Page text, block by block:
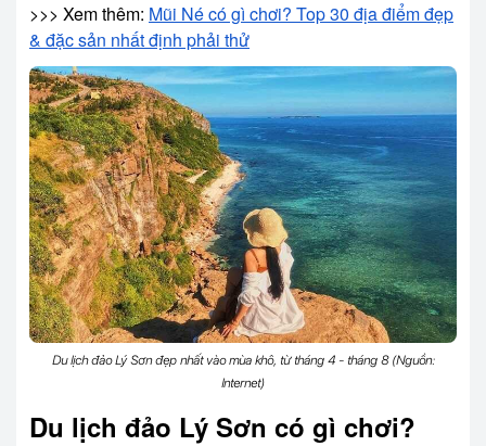
>>> Xem thêm: Mũi Né có gì chơi? Top 30 địa điểm đẹp
& đặc sản nhất định phải thử
Du lịch đảo Lý Sơn đẹp nhất vào mùa khô, từ tháng 4 - tháng 8 (Nguồn:
Internet)
Du lịch đảo Lý Sơn có gì chơi?